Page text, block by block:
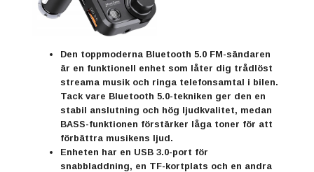
Den toppmoderna Bluetooth 5.0 FM-sändaren
är en funktionell enhet som låter dig trådlöst
streama musik och ringa telefonsamtal i bilen.
Tack vare Bluetooth 5.0-tekniken ger den en
stabil anslutning och hög ljudkvalitet, medan
BASS-funktionen förstärker låga toner för att
förbättra musikens ljud.
Enheten har en USB 3.0-port för
snabbladdning, en TF-kortplats och en andra